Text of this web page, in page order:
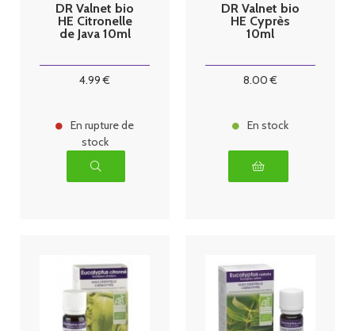
DR Valnet bio
HE Citronelle
de Java 10ml
4.99 €
En rupture de
stock
DR Valnet bio
HE Cyprès
10ml
8.00 €
En stock